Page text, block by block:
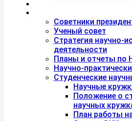
Советники
Ученый совет
Стратегия научно-
деятельности
Планы и отчеты по
Научно-
Студенческие
Научные
Положение о
научных
План работы